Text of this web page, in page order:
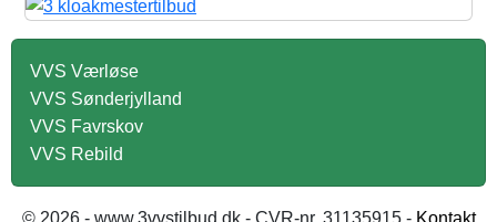
VVS Værløse
VVS Sønderjylland
VVS Favrskov
VVS Rebild